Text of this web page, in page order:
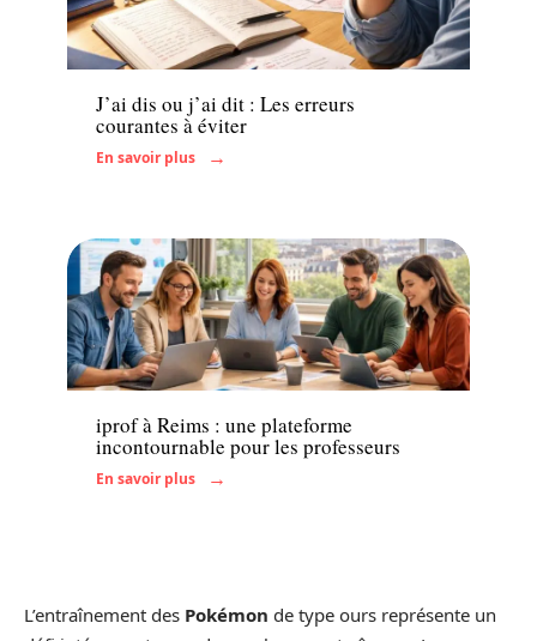
Actu
J’ai dis ou j’ai dit : Les erreurs
courantes à éviter
En savoir plus
Actu
iprof à Reims : une plateforme
incontournable pour les professeurs
En savoir plus
L’entraînement des Pokémon de type ours représente un